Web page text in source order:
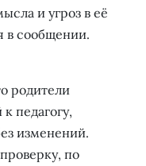
и угроз в её
в сообщении.
родители
педагогу,
изменений.
по